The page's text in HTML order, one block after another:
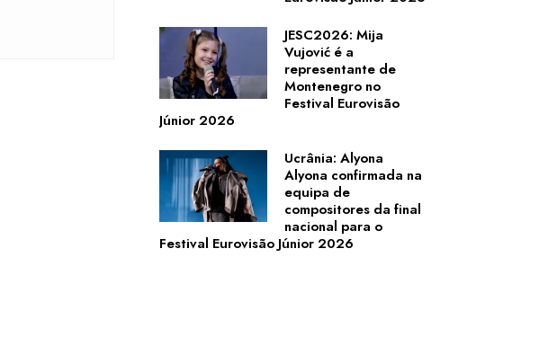
JESC2026: Mija
Vujović é a
representante de
Montenegro no
Festival Eurovisão
Júnior 2026
Ucrânia: Alyona
Alyona confirmada na
equipa de
compositores da final
nacional para o
Festival Eurovisão Júnior 2026